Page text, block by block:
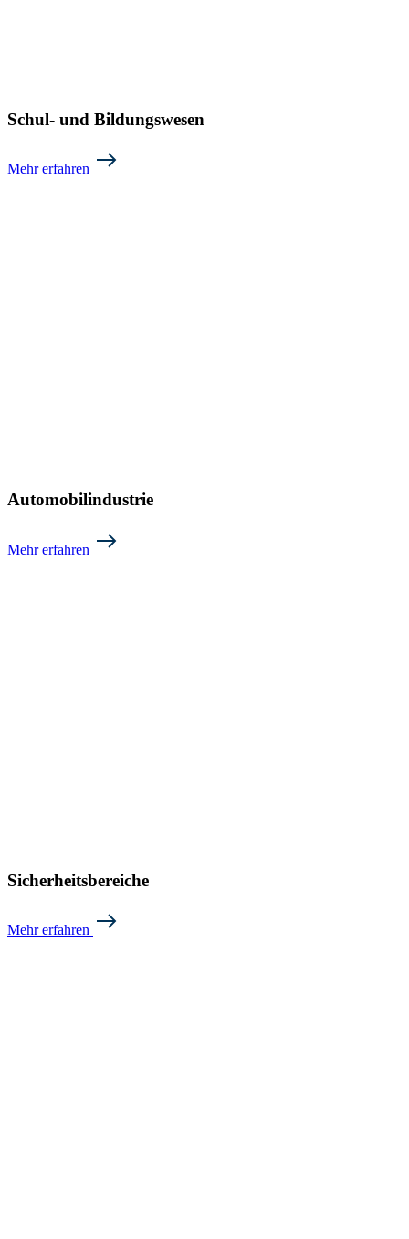
Schul- und Bildungswesen
Mehr erfahren
Automobilindustrie
Mehr erfahren
Sicherheitsbereiche
Mehr erfahren